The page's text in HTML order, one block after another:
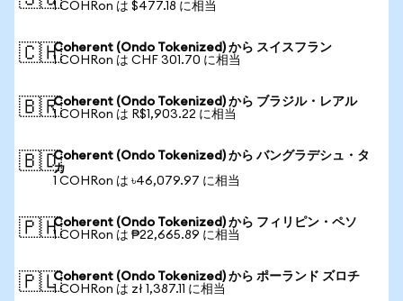
1 COHRon は $477.18 に相当
🇨🇭Coherent (Ondo Tokenized) から スイスフラン
1 COHRon は CHF 301.70 に相当
🇧🇷Coherent (Ondo Tokenized) から ブラジル・レアル
1 COHRon は R$1,903.22 に相当
🇧🇩Coherent (Ondo Tokenized) から バングラデシュ・タ
カ
1 COHRon は ৳46,079.97 に相当
🇵🇭Coherent (Ondo Tokenized) から フィリピン・ペソ
1 COHRon は ₱22,665.89 に相当
🇵🇱Coherent (Ondo Tokenized) から ポーランド ズロチ
1 COHRon は zł 1,387.11 に相当